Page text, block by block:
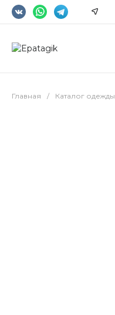
Главная / Каталог одежды